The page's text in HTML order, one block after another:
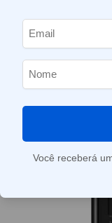
Você receberá